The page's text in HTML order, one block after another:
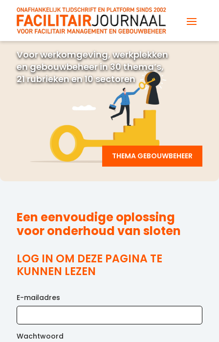
Voor werkomgeving, werkplekken
en gebouwbeheer in 30 thema’s,
21 rubrieken en 10 sectoren
THEMA GEBOUWBEHEER
Een eenvoudige oplossing
voor onderhoud van sloten
LOG IN OM DEZE PAGINA TE
KUNNEN LEZEN
E-mailadres
Wachtwoord